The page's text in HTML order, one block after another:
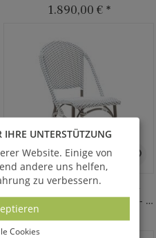
1.890,00 € *
GARTENSTUHL RISA
Geflechtstuhl für den Garten - stapelbar
690,00 €*
UNTERSTÜTZUNG
Website. Einige von
andere uns helfen,
zu verbessern.
Cookies